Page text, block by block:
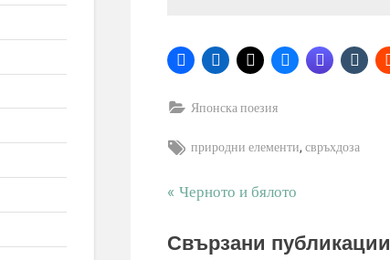
Японска поезия
Tags:
природни елементи, свръхдоза
Навигация
P
e
Черното и бялото
Свързани публикации